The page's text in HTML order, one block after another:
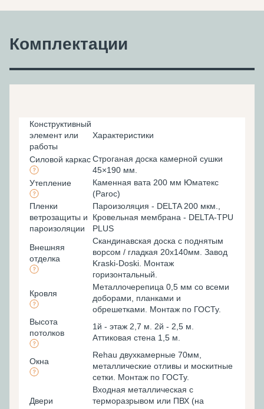
Комплектации
Конструктивный
элемент или
работы
Характеристики
Силовой каркасСтроганая доска камерной сушки
45×190 мм.
Утепление
Каменная вата 200 мм Юматекс
(Paroc)
Пленки
ветрозащиты и
пароизоляции
Пароизоляция - DELTA 200 мкм.,
Кровельная мембрана - DELTA-TPU
PLUS
Внешняя
отделка
Скандинавская доска с поднятым
ворсом / гладкая 20х140мм. Завод
Kraski-Doski. Монтаж
горизонтальный.
Кровля
Металлочерепица 0,5 мм со всеми
доборами, планками и
обрешетками. Монтаж по ГОСТу.
Высота
потолков
1й - этаж 2,7 м. 2й - 2,5 м.
Аттиковая стена 1,5 м.
Окна
Rehau двухкамерные 70мм,
металлические отливы и москитные
сетки. Монтаж по ГОСТу.
Двери
Входная металлическая с
терморазрывом или ПВХ (на